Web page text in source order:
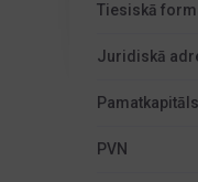
Tiesiskā
Juridiskā
Pamatkapitāls
PVN